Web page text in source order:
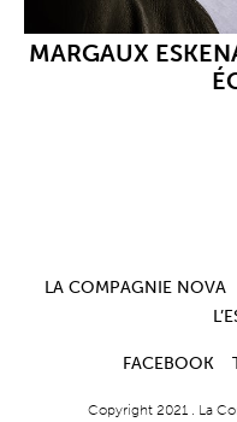
MARGAUX
LA COMPAGNIE NOVA
FACEBOOK
Copyright 2021 . La